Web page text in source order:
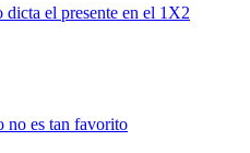
dicta el presente en el 1X2
no es tan favorito